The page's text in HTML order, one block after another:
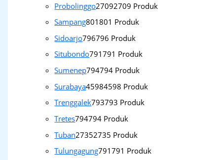
Probolinggo27092709 Produk
Sampang801801 Produk
Sidoarjo796796 Produk
Situbondo791791 Produk
Sumenep794794 Produk
Surabaya45984598 Produk
Trenggalek793793 Produk
Tretes794794 Produk
Tuban27352735 Produk
Tulungagung791791 Produk